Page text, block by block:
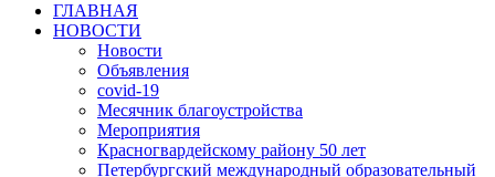
ГЛАВНАЯ
НОВОСТИ
Новости
Объявления
covid-19
Месячник благоустройства
Мероприятия
Красногвардейскому району 50 лет
Петербургский международный образовательный